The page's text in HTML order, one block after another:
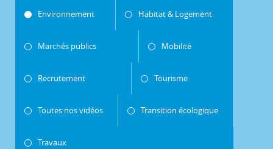
Environnement Habitat & Logement
Marchés publics Mobilité
Recrutement Tourisme
Toutes nos vidéos Transition écologique
Travaux